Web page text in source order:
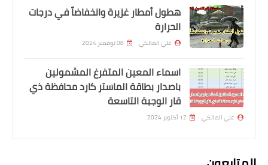
اسماء االرعاية الاجتماعية
هطول أمطار غزيرة وانخفاضاً في درجات
الحرارة
علي المالكي 08 نوفمبر 2024
اسماء المعين المتفرغ المشمولين
باصدار بطاقة الماستر كارد محافظة ذي
قار الوجبة التاسعة
علي المالكي 12 أكتوبر 2024